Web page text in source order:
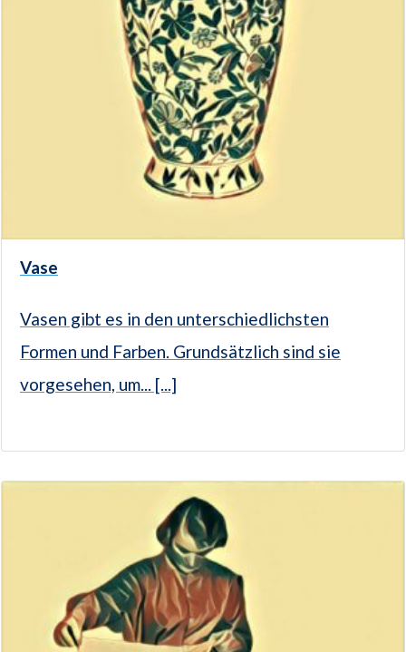
Vase
Vasen gibt es in den unterschiedlichsten
Formen und Farben. Grundsätzlich sind sie
vorgesehen, um... [...]